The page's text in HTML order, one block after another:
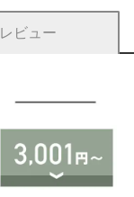
レビュー